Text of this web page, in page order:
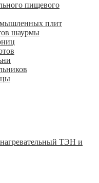
пищевого
плит
шаурмы
ТЭН и